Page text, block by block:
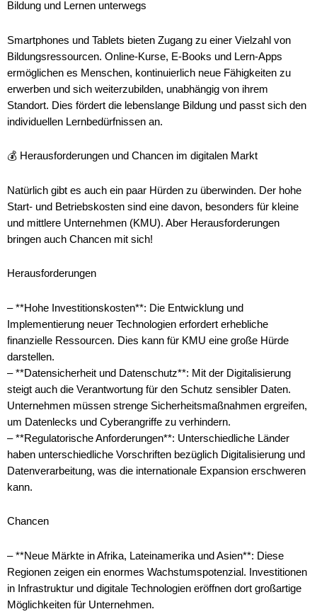
Bildung und Lernen unterwegs
Smartphones und Tablets bieten Zugang zu einer Vielzahl von
Bildungsressourcen. Online-Kurse, E-Books und Lern-Apps
ermöglichen es Menschen, kontinuierlich neue Fähigkeiten zu
erwerben und sich weiterzubilden, unabhängig von ihrem
Standort. Dies fördert die lebenslange Bildung und passt sich den
individuellen Lernbedürfnissen an.
💰 Herausforderungen und Chancen im digitalen Markt
Natürlich gibt es auch ein paar Hürden zu überwinden. Der hohe
Start- und Betriebskosten sind eine davon, besonders für kleine
und mittlere Unternehmen (KMU). Aber Herausforderungen
bringen auch Chancen mit sich!
Herausforderungen
– **Hohe Investitionskosten**: Die Entwicklung und
Implementierung neuer Technologien erfordert erhebliche
finanzielle Ressourcen. Dies kann für KMU eine große Hürde
darstellen.
– **Datensicherheit und Datenschutz**: Mit der Digitalisierung
steigt auch die Verantwortung für den Schutz sensibler Daten.
Unternehmen müssen strenge Sicherheitsmaßnahmen ergreifen,
um Datenlecks und Cyberangriffe zu verhindern.
– **Regulatorische Anforderungen**: Unterschiedliche Länder
haben unterschiedliche Vorschriften bezüglich Digitalisierung und
Datenverarbeitung, was die internationale Expansion erschweren
kann.
Chancen
– **Neue Märkte in Afrika, Lateinamerika und Asien**: Diese
Regionen zeigen ein enormes Wachstumspotenzial. Investitionen
in Infrastruktur und digitale Technologien eröffnen dort großartige
Möglichkeiten für Unternehmen.